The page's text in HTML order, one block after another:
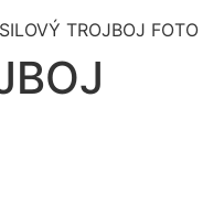
SILOVÝ TROJBOJ FOTO